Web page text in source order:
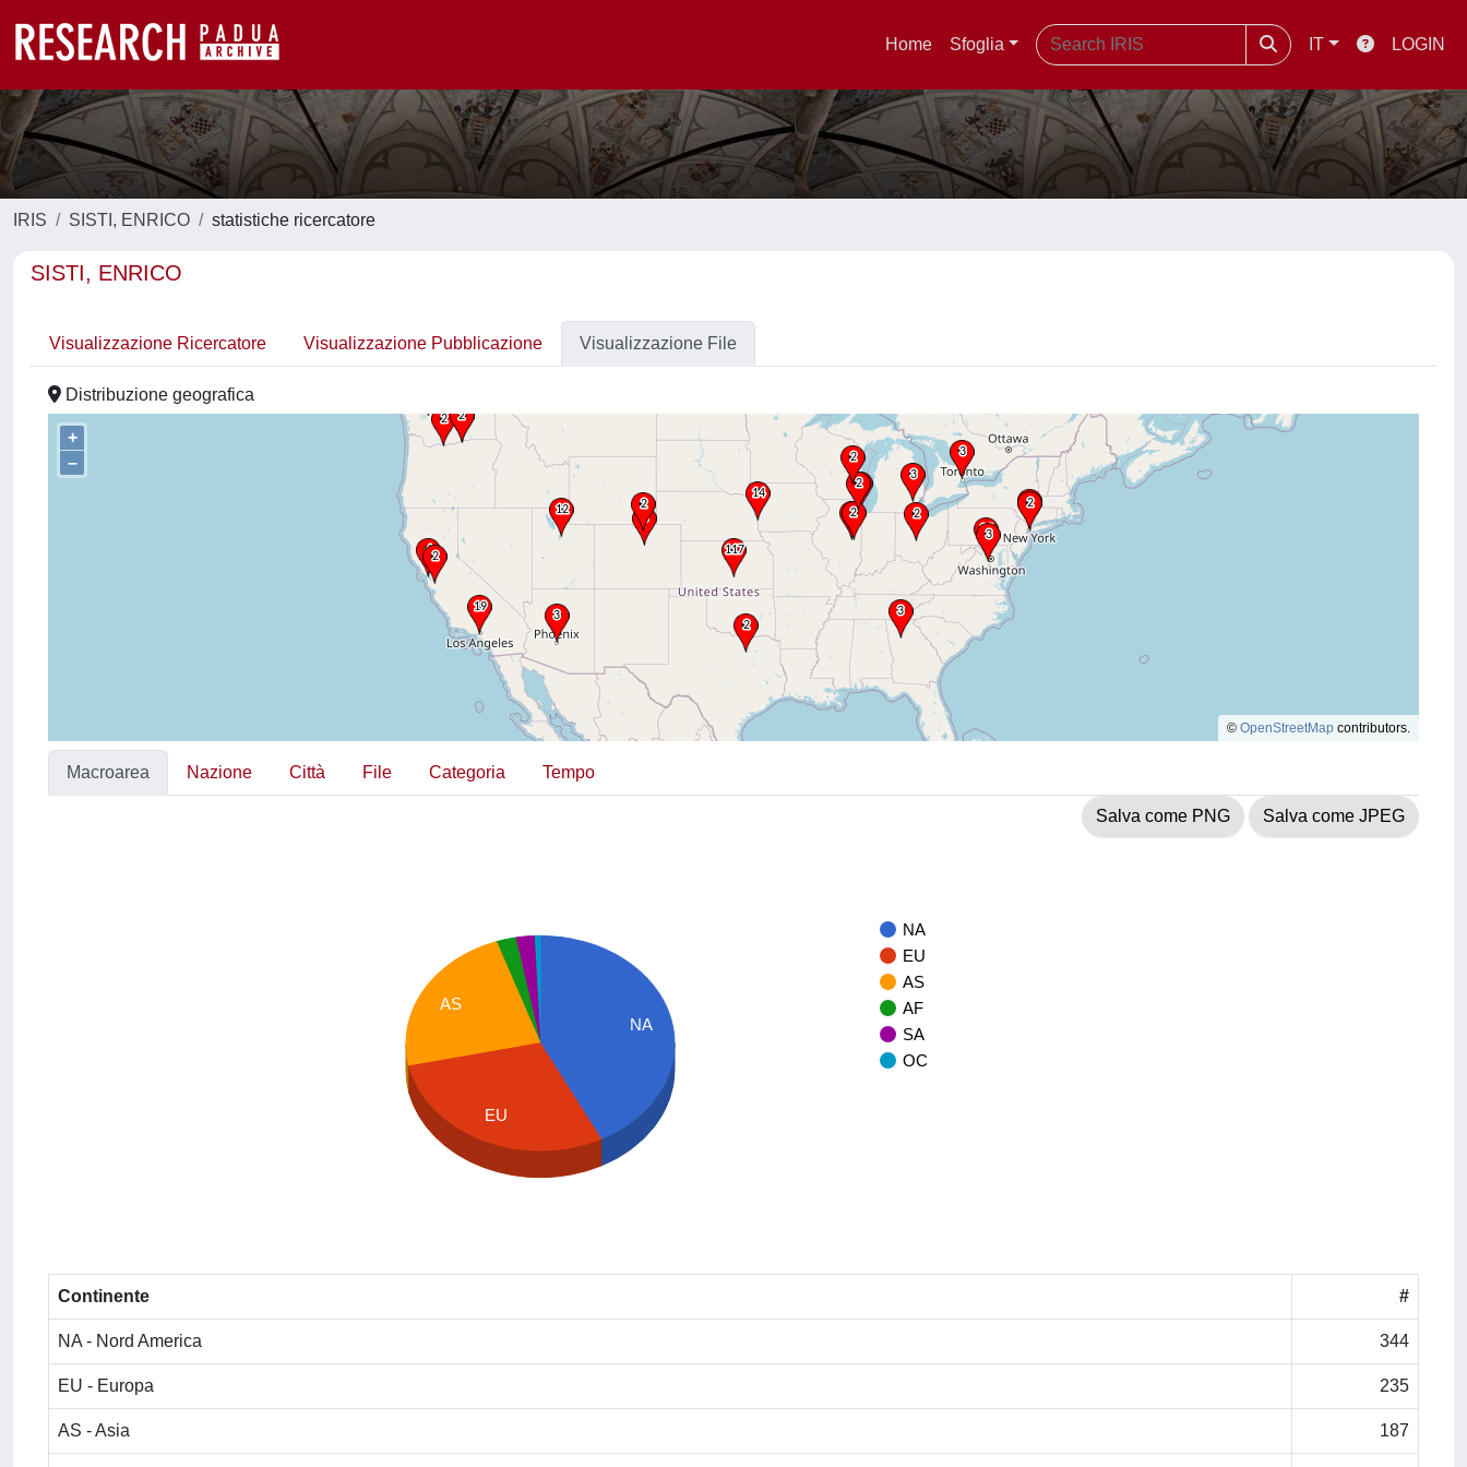
Home Sfoglia IT LOGIN
IRIS SISTI, ENRICO statistiche ricercatore
SISTI, ENRICO
Visualizzazione Ricercatore Visualizzazione Pubblicazione Visualizzazione File
Distribuzione geografica
+
–
© OpenStreetMap contributors.
Macroarea Nazione Città File Categoria Tempo
Salva come PNG Salva come JPEG
NA
EU
AS
AF
SA
OC
NA
AS
EU
Continente #
NA - Nord America 344
EU - Europa 235
AS - Asia 187